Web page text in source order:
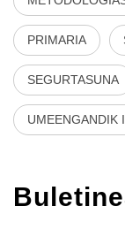
PRIMARIA
SEGURTASUNA
UMEENGANDIK